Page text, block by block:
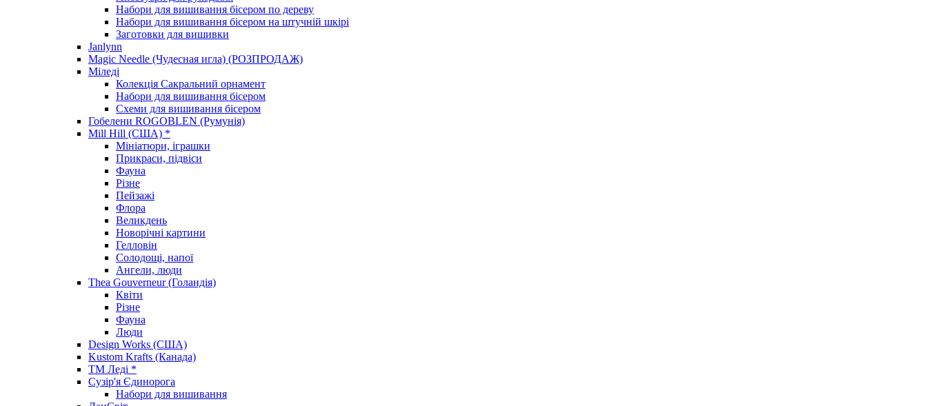
Набори для вишивання бісером по дереву
Набори для вишивання бісером на штучній шкірі
Заготовки для вишивки
Janlynn
Magic Needle (Чудесная игла) (РОЗПРОДАЖ)
Міледі
Колекція Сакральний орнамент
Набори для вишивання бісером
Схеми для вишивання бісером
Гобелени ROGOBLEN (Румунія)
Mill Hill (США) *
Мініатюри, іграшки
Прикраси, підвіси
Фауна
Різне
Пейзажі
Флора
Великдень
Новорічні картини
Гелловін
Солодощі, напої
Ангели, люди
Thea Gouverneur (Голандія)
Квіти
Різне
Фауна
Люди
Design Works (США)
Kustom Krafts (Канада)
ТМ Леді *
Сузір'я Єдинорога
Набори для вишивання